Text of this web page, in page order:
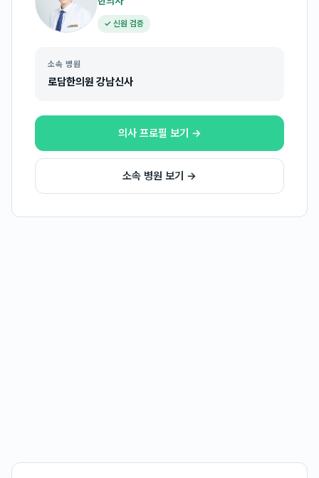
✓ 신원 검증
소속 병원
로담한의원 강남신사
의사 프로필 보기 →
소속 병원 보기 →